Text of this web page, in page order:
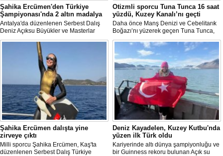
Şahika Ercümen'den Türkiye
Şampiyonası'nda 2 altın madalya
Antalya'da düzenlenen Serbest Dalış
Deniz Açıksu Büyükler ve Masterlar
Bireysel Türkiye Şampiyonası'nda milli
sporcu ve serbest dalış dünya
rekortmeni Şahika Ercümen, 2 altın
madalya kazandı.
Otizmli sporcu Tuna Tunca 16 saat
yüzdü, Kuzey Kanalı’nı geçti
Daha önce Manş Denizi ve Cebelitarık
Boğazı’nı yüzerek geçen Tuna Tunca,
bu müthiş başarılarına bir yenisini daha
ekledi. Tuna Tunca bu kez 16 saat
yüzerek Kuzey Kanalı’nı geçti.
Şahika Ercümen dalışta yine
zirveye çıktı
Milli sporcu Şahika Ercümen, Kaş'ta
düzenlenen Serbest Dalış Türkiye
Deniz Kayadelen, Kuzey Kutbu'nda
yüzen ilk Türk oldu
Kariyerinde altı dünya şampiyonluğu ve
bir Guinness rekoru bulunan Açık su